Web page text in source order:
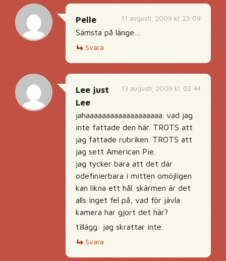
11 augusti, 2009 kl. 23:09
Pelle
Sämsta på länge…
Svara
13 augusti, 2009 kl. 02:44
Lee just
Lee
jahaaaaaaaaaaaaaaaaaaa. vad jag
inte fattade den här. TROTS att
jag fattade rubriken. TROTS att
jag sett American Pie.
jag tycker bara att det där
odefinierbara i mitten omöjligen
kan likna ett hål. skärmen är det
alls inget fel på, vad för jävla
kamera har gjort det här?
tillägg: jag skrattar inte.
Svara